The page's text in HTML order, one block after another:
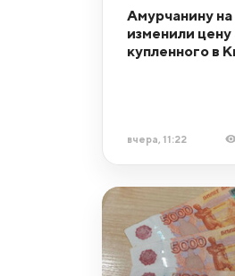
Амурчанину
изменили цену
купленного в
вчера, 11:22